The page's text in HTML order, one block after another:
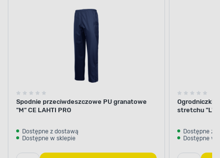
Spodnie przeciwdeszczowe PU granatowe
"M" CE LAHTI PRO
Dostępne z dostawą
Dostępne w sklepie
Ogrodniczki
stretchu
Dostępne z
Dostępne w